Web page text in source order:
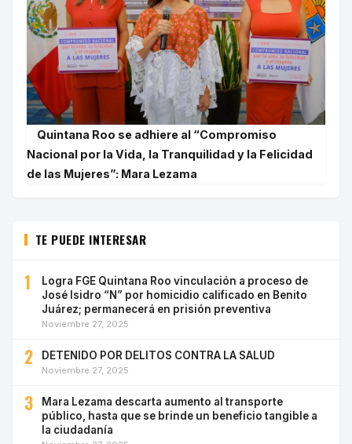
Quintana Roo se adhiere al “Compromiso
Nacional por la Vida, la Tranquilidad y la Felicidad
de las Mujeres”: Mara Lezama
TE PUEDE INTERESAR
1
Logra FGE Quintana Roo vinculación a proceso de
José Isidro “N” por homicidio calificado en Benito
Juárez; permanecerá en prisión preventiva
Noviembre 27, 2025
2 DETENIDO POR DELITOS CONTRA LA SALUD
Noviembre 27, 2025
3
Mara Lezama descarta aumento al transporte
público, hasta que se brinde un beneficio tangible a
la ciudadanía